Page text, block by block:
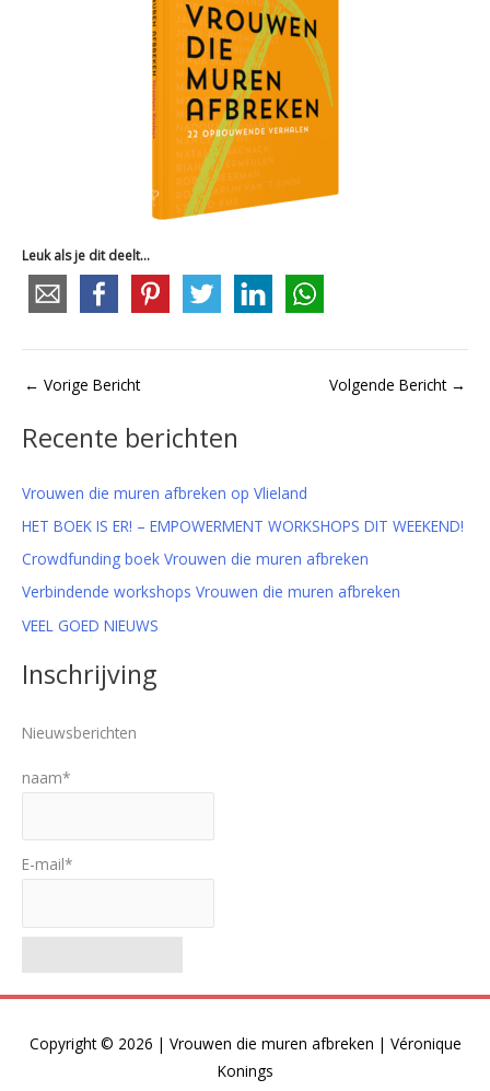
Leuk als je dit deelt...
← Vorige Bericht Volgende Bericht →
Recente berichten
Vrouwen die muren afbreken op Vlieland
HET BOEK IS ER! – EMPOWERMENT WORKSHOPS DIT WEEKEND!
Crowdfunding boek Vrouwen die muren afbreken
Verbindende workshops Vrouwen die muren afbreken
VEEL GOED NIEUWS
Inschrijving
Nieuwsberichten
naam*
E-mail*
Copyright © 2026 | Vrouwen die muren afbreken | Véronique
Konings